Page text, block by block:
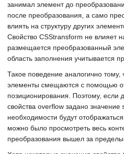
занимал элемент до
после преобразования, а само
влиять на структуру других
Свойство CSStransform не влияет
размещается преобразованный
область заполнения учитывается
Такое поведение аналогично тому,
элементы смещаются с помощью
позиционирования. Поэтому, если
свойства overflow задано значение
необходимости будут
можно было просмотреть весь
преобразования вышел за пределы